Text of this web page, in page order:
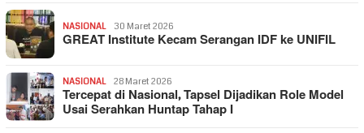
NASIONAL 30 Maret 2026
GREAT Institute Kecam Serangan IDF ke UNIFIL
NASIONAL 28 Maret 2026
Tercepat di Nasional, Tapsel Dijadikan Role Model
Usai Serahkan Huntap Tahap I